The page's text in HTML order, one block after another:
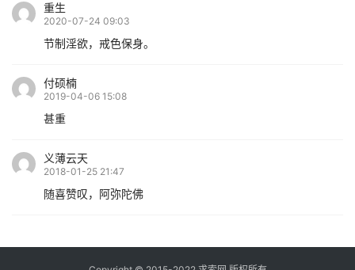
重生
2020-07-24 09:03
节制淫欲，戒色保身。
付硕楠
2019-04-06 15:08
甚重
义薄云天
2018-01-25 21:47
随喜赞叹，阿弥陀佛